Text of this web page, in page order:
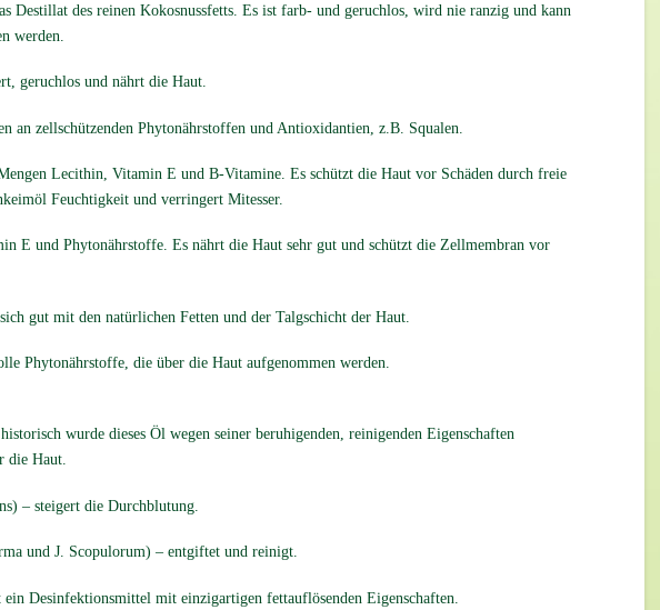
Destillat des reinen Kokosnussfetts. Es ist farb- und geruchlos, wird nie ranzig und kann
werden.
geruchlos und nährt die Haut.
an zellschützenden Phytonährstoffen und Antioxidantien, z.B. Squalen.
Lecithin, Vitamin E und B-Vitamine. Es schützt die Haut vor Schäden durch freie
Feuchtigkeit und verringert Mit­esser.
E und Phytonährstoffe. Es nährt die Haut sehr gut und schützt die Zellmembran vor
gut mit den natürlichen Fetten und der Talgschicht der Haut.
Phytonährstoffe, die über die Haut aufgenommen werden.
wurde dieses Öl wegen seiner beruhigenden, reinigenden Eigenschaften
die Haut.
– steigert die Durchblutung.
und J. Scopulorum) – entgiftet und reinigt.
Desinfektionsmittel mit einzigartigen fettauflösenden Eigen­schaften.